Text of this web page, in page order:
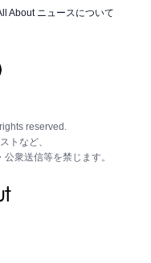
About ニュースについて
reserved.
トなど、
衆送信等を禁じます。